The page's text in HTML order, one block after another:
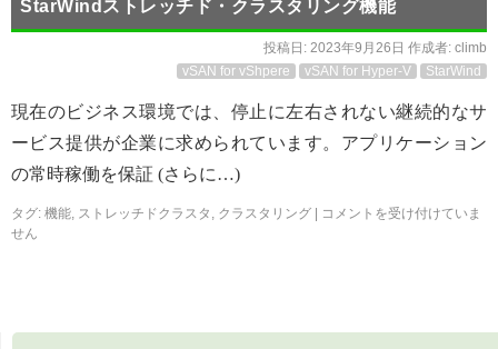
StarWindストレッチド・クラスタリング機能
投稿日: 2023年9月26日 作成者: climb
vSAN for vShpere
vSAN for Hyper-V StarWind
現在のビジネス環境では、停止に左右されない継続的なサ
ービス提供が企業に求められています。アプリケーション
の常時稼働を保証 (さらに…)
タグ: 機能, ストレッチドクラスタ , クラスタリング
コメントを受け付けていま
せん